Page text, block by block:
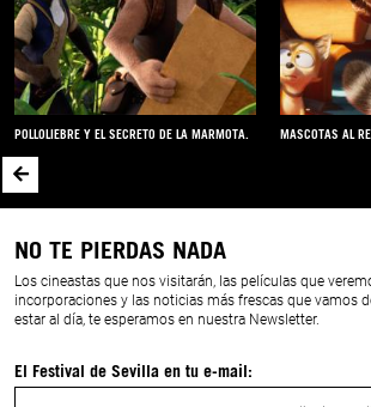
POLLOLIEBRE Y EL SECRETO DE LA MARMOTA. MASCOTAS AL
NO TE PIERDAS NADA
Los cineastas que nos visitarán, las películas que
incorporaciones y las noticias más frescas que vamos
estar al día, te esperamos en nuestra Newsletter.
El Festival de Sevilla en tu e-mail: